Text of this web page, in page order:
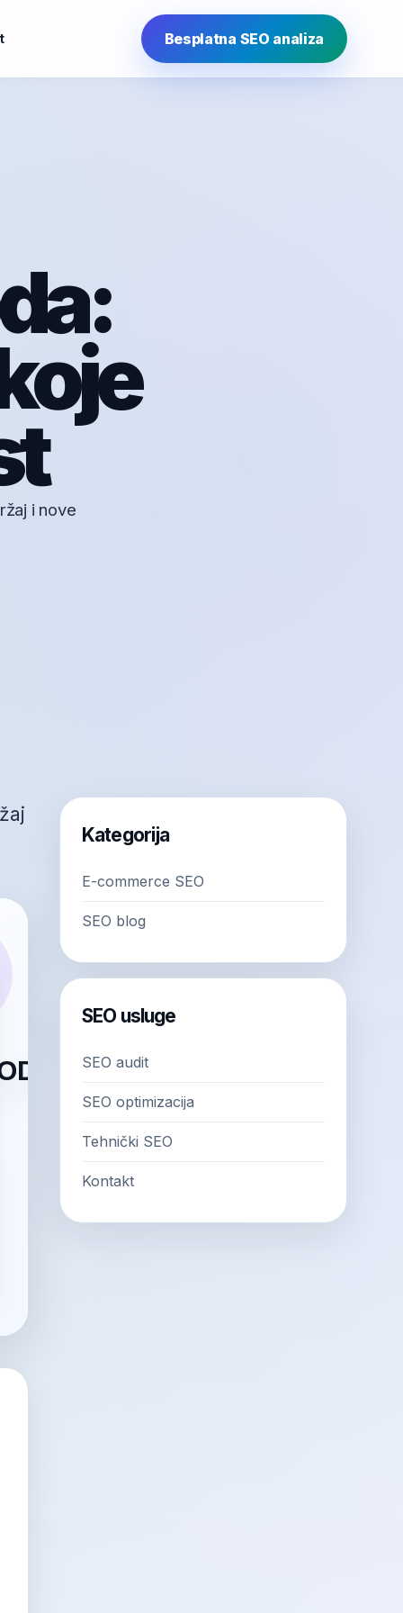
Besplatna SEO analiza
i nove
Kategorija
E-commerce SEO
SEO blog
SEO usluge
SEO audit
SEO optimizacija
Tehnički SEO
Kontakt